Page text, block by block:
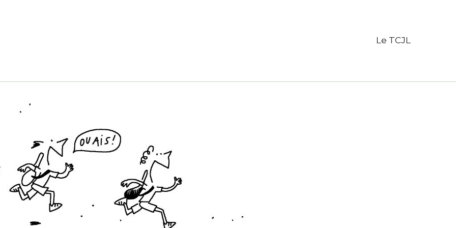
Le TCJL